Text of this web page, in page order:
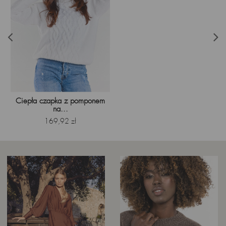
Ciepła czapka z pomponem
na...
Cena
169,92 zł